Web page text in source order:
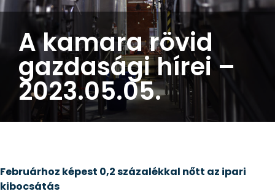
A kamara rövid
gazdasági hírei –
2023.05.05.
Februárhoz képest 0,2 százalékkal nőtt az ipari
kibocsátás